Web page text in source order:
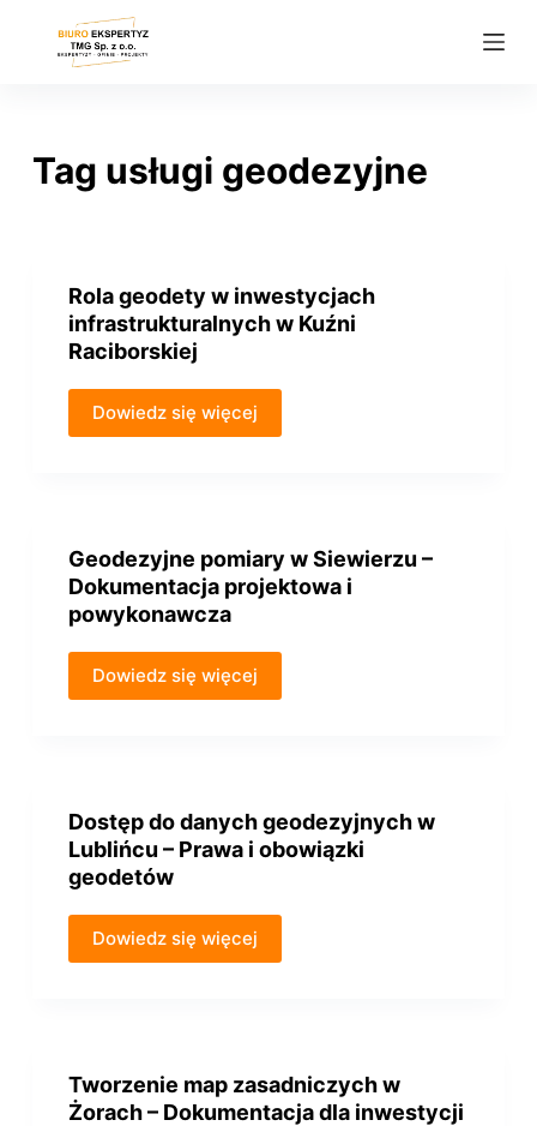
Tag usługi geodezyjne
Rola geodety w inwestycjach
infrastrukturalnych w Kuźni
Raciborskiej
Dowiedz się więcej
Geodezyjne pomiary w Siewierzu –
Dokumentacja projektowa i
powykonawcza
Dowiedz się więcej
Dostęp do danych geodezyjnych w
Lublińcu – Prawa i obowiązki
geodetów
Dowiedz się więcej
Tworzenie map zasadniczych w
Żorach – Dokumentacja dla inwestycji